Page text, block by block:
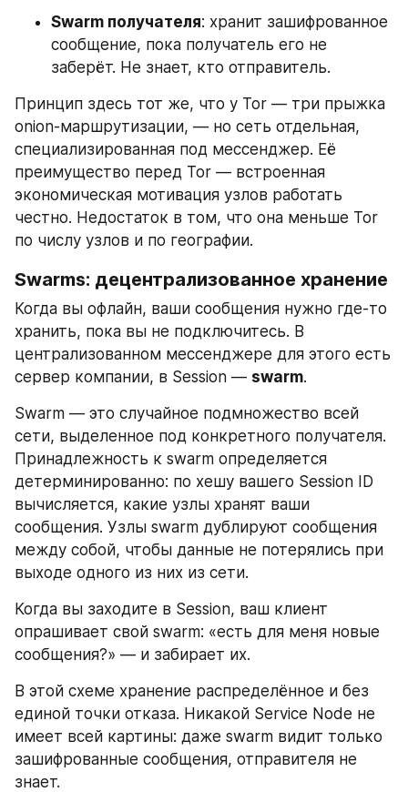
Swarm получателя: хранит зашифрованное
сообщение, пока получатель его не
заберёт. Не знает, кто отправитель.
Принцип здесь тот же, что у Tor — три прыжка
onion-маршрутизации, — но сеть отдельная,
специализированная под мессенджер. Её
преимущество перед Tor — встроенная
экономическая мотивация узлов работать
честно. Недостаток в том, что она меньше Tor
по числу узлов и по географии.
Swarms: децентрализованное хранение
Когда вы офлайн, ваши сообщения нужно где-то
хранить, пока вы не подключитесь. В
централизованном мессенджере для этого есть
сервер компании, в Session — swarm.
Swarm — это случайное подмножество всей
сети, выделенное под конкретного получателя.
Принадлежность к swarm определяется
детерминированно: по хешу вашего Session ID
вычисляется, какие узлы хранят ваши
сообщения. Узлы swarm дублируют сообщения
между собой, чтобы данные не потерялись при
выходе одного из них из сети.
Когда вы заходите в Session, ваш клиент
опрашивает свой swarm: «есть для меня новые
сообщения?» — и забирает их.
В этой схеме хранение распределённое и без
единой точки отказа. Никакой Service Node не
имеет всей картины: даже swarm видит только
зашифрованные сообщения, отправителя не
знает.